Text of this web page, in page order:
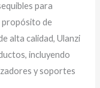
para
propósito de
alta calidad, Ulanzi
incluyendo
y soportes